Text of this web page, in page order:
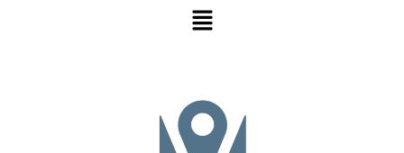
Menu
Tel.: 48/525-003; Fax: 48/342-894
jegyzo@borsodszirak.hu
Választási iroda vezetőjének mandátumok számának
megállapításáról szóló határozatai: